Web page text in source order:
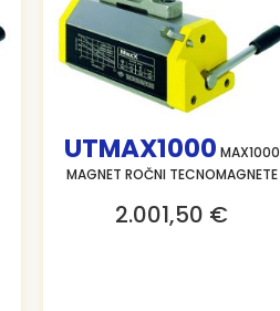
UTMAX1000 MAX1000
MAGNET ROČNI TECNOMAGNETE
2.001,50 €